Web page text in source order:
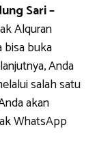
Sari –
Alquran
bisa buka
Anda
salah satu
akan
WhatsApp